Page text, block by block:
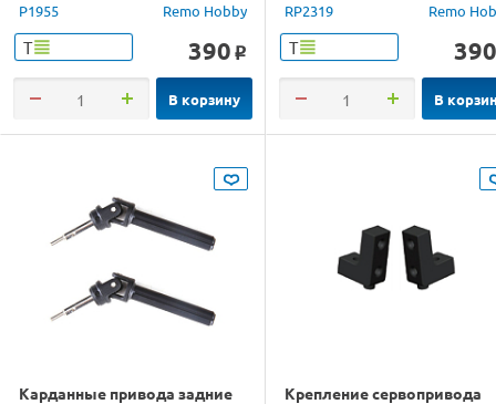
P1955 Remo Hobby
Т 390 o
В корзину
RP2319 Remo
Т 390
В
Карданные привода задние
Крепление сервопривода